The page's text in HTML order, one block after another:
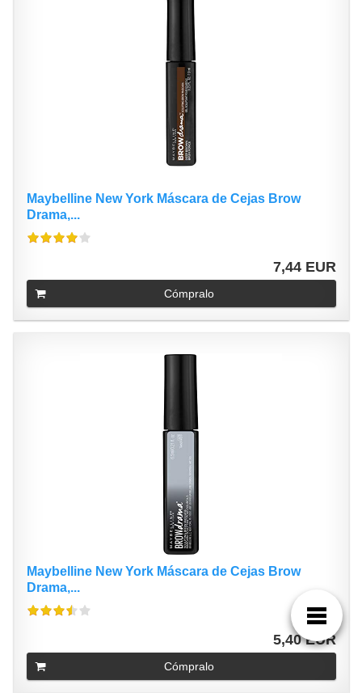
Maybelline New York Máscara de Cejas Brow
Drama,...
7,44 EUR
Cómpralo
Maybelline New York Máscara de Cejas Brow
Drama,...
5,40 EUR
Cómpralo